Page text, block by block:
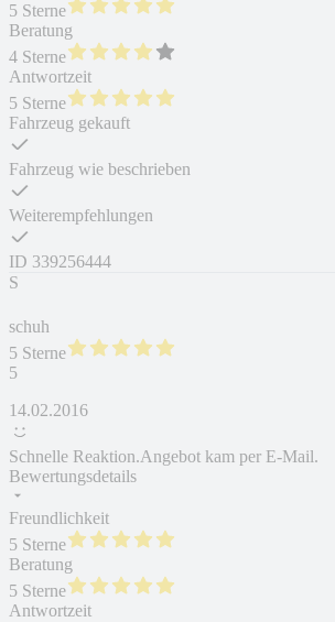
5 Sterne
Beratung
4 Sterne
Antwortzeit
5 Sterne
Fahrzeug gekauft
Fahrzeug wie beschrieben
Weiterempfehlungen
ID 339256444
S
schuh
5 Sterne
5
14.02.2016
Schnelle Reaktion.Angebot kam per E-Mail.
Bewertungsdetails
Freundlichkeit
5 Sterne
Beratung
5 Sterne
Antwortzeit